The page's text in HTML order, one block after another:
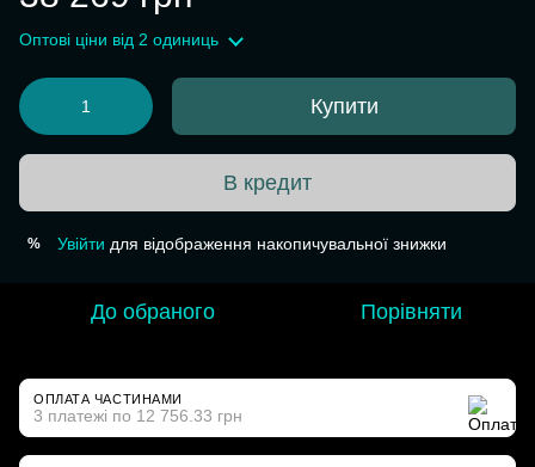
Оптові ціни від 2 одиниць
Купити
В кредит
% Увійти для відображення накопичувальної знижки
До обраного Порівняти
ОПЛАТА ЧАСТИНАМИ
3 платежі по 12 756.33 грн